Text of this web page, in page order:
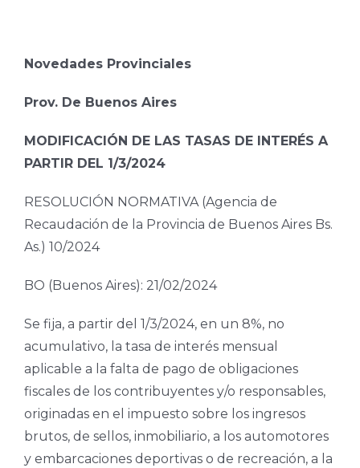
Novedades Provinciales
Prov. De Buenos Aires
MODIFICACIÓN DE LAS TASAS DE INTERÉS A
PARTIR DEL 1/3/2024
RESOLUCIÓN NORMATIVA (Agencia de
Recaudación de la Provincia de Buenos Aires Bs.
As.) 10/2024
BO (Buenos Aires): 21/02/2024
Se fija, a partir del 1/3/2024, en un 8%, no
acumulativo, la tasa de interés mensual
aplicable a la falta de pago de obligaciones
fiscales de los contribuyentes y/o responsables,
originadas en el impuesto sobre los ingresos
brutos, de sellos, inmobiliario, a los automotores
y embarcaciones deportivas o de recreación, a la